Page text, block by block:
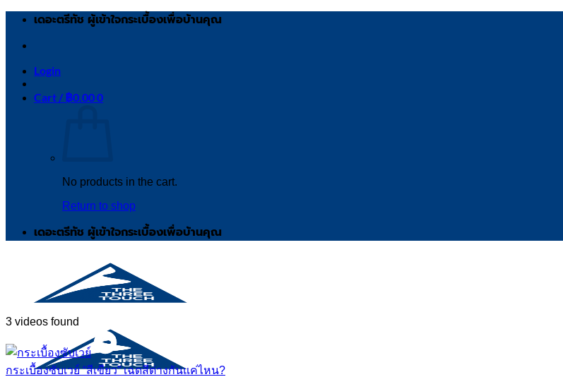
Skip
content
เดอะตรีทัช ผู้เข้าใจกระเบื้องเพื่อบ้านคุณ
Login
Cart / ฿0.000
No products in the cart.
Return to shop
เดอะตรีทัช ผู้เข้าใจกระเบื้องเพื่อบ้านคุณ
3 videos found
กระเบื้องซับเวย์ “สีเขียว” เฉดสีต่างกันแค่ไหน?